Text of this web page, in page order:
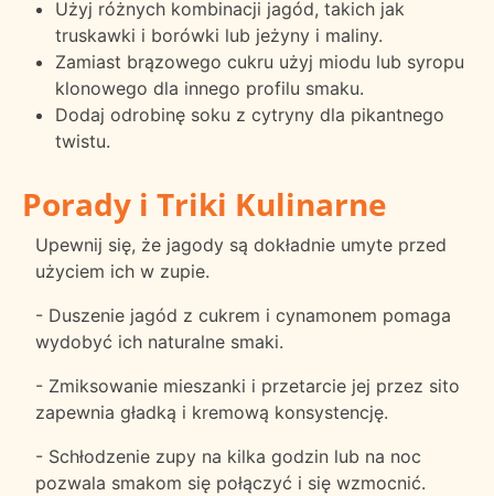
Użyj różnych kombinacji jagód, takich jak
truskawki i borówki lub jeżyny i maliny.
Zamiast brązowego cukru użyj miodu lub syropu
klonowego dla innego profilu smaku.
Dodaj odrobinę soku z cytryny dla pikantnego
twistu.
Porady i Triki Kulinarne
Upewnij się, że jagody są dokładnie umyte przed
użyciem ich w zupie.
- Duszenie jagód z cukrem i cynamonem pomaga
wydobyć ich naturalne smaki.
- Zmiksowanie mieszanki i przetarcie jej przez sito
zapewnia gładką i kremową konsystencję.
- Schłodzenie zupy na kilka godzin lub na noc
pozwala smakom się połączyć i się wzmocnić.